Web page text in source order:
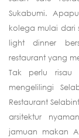
Sukabumi.
kolega mulai dari
light dinner
restaurant yang
Tak perlu risau
mengelilingi
Restaurant
arsitektur
jamuan makan